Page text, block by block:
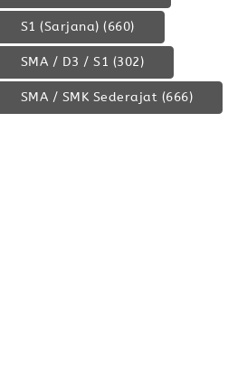
S1 (Sarjana) (660)
SMA / D3 / S1 (302)
SMA / SMK Sederajat (666)